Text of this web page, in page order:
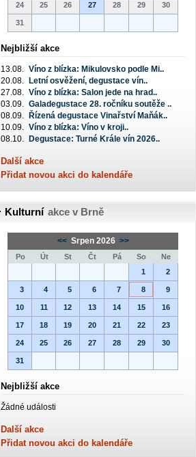
24 25 26 27 28 29 30
31
Nejbližší akce
13.08. Víno z blízka: Mikulovsko podle Mi..
20.08.
Letní osvěžení, degustace vín..
27.08. Víno z blízka: Salon jede na hrad..
03.09. Galadegustace 28. ročníku soutěže ..
08.09.
Řízená degustace Vinařství Maňák..
10.09. Víno z blízka: Víno v kroji..
08.10.
Degustace: Turné Krále vín 2026..
Další akce
Přidat novou akci do kalendáře
Kulturní akce v Brně
<< Srpen 2026 >>
Po Út St Čt Pá So
Ne
1
2
3 4 5 6 7 8 9
10 11 12 13 14 15 16
17 18 19 20 21 22 23
24 25 26 27 28 29 30
31
Nejbližší akce
Žádné události
Další akce
Přidat novou akci do kalendáře